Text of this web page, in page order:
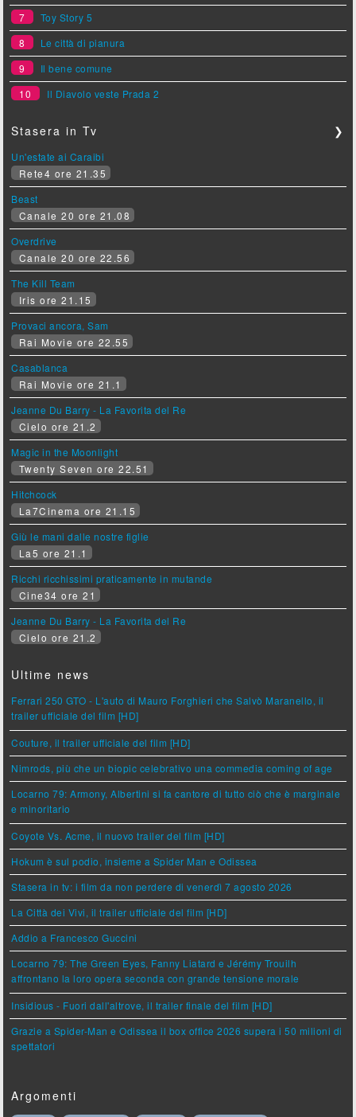
7
Toy Story 5
8
Le città di pianura
9
Il bene comune
10
Il Diavolo veste Prada 2
Stasera in Tv ❯
Un'estate ai Caraibi
Rete4 ore 21.35
Beast
Canale 20 ore 21.08
Overdrive
Canale 20 ore 22.56
The Kill Team
Iris ore 21.15
Provaci ancora, Sam
Rai Movie ore 22.55
Casablanca
Rai Movie ore 21.1
Jeanne Du Barry - La Favorita del Re
Cielo ore 21.2
Magic in the Moonlight
Twenty Seven ore 22.51
Hitchcock
La7Cinema ore 21.15
Giù le mani dalle nostre figlie
La5 ore 21.1
Ricchi ricchissimi praticamente in mutande
Cine34 ore 21
Jeanne Du Barry - La Favorita del Re
Cielo ore 21.2
Ultime news
Ferrari 250 GTO - L'auto di Mauro Forghieri che Salvò Maranello, il
trailer ufficiale del film [HD]
Couture, il trailer ufficiale del film [HD]
Nimrods, più che un biopic celebrativo una commedia coming of age
Locarno 79: Armony, Albertini si fa cantore di tutto ciò che è marginale
e minoritario
Coyote Vs. Acme, il nuovo trailer del film [HD]
Hokum è sul podio, insieme a Spider Man e Odissea
Stasera in tv: i film da non perdere di venerdì 7 agosto 2026
La Città dei Vivi, il trailer ufficiale del film [HD]
Addio a Francesco Guccini
Locarno 79: The Green Eyes, Fanny Liatard e Jérémy Trouilh
affrontano la loro opera seconda con grande tensione morale
Insidious - Fuori dall'altrove, il trailer finale del film [HD]
Grazie a Spider-Man e Odissea il box office 2026 supera i 50 milioni di
spettatori
Argomenti